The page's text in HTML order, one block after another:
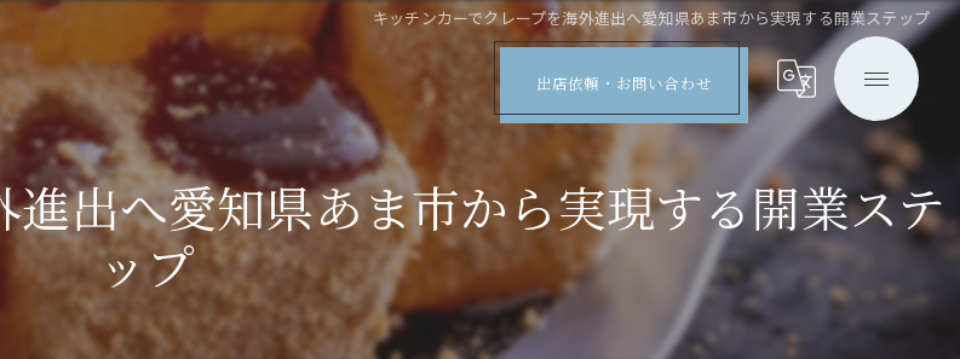
キッチンカーでクレープを海外進出へ愛知県あま市から実現する開業ステップ
出店依頼・お問い合わせ
進出へ愛知県あま市から実現する開業ステ
ップ